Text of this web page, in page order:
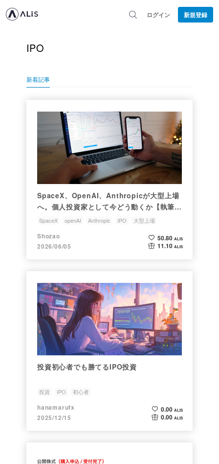
ログイン 新規登録
IPO
新着記事
SpaceX、OpenAI、Anthropicが大型上場
へ。個人投資家として今どう動くか【執筆者
の主観的見解】
SpaceX openAI Anthropic IPO 大型上場
Shozao
2026/06/05
50.80 ALIS
11.10 ALIS
投資初心者でも勝てるIPO投資
投資 IPO 初心者
hanamarufx
2025/12/15
0.00 ALIS
0.00 ALIS